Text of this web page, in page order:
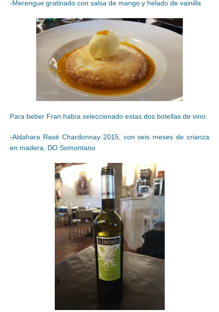
-Merengue gratinado con salsa de mango y helado de vainilla
Para beber Fran había seleccionado estas dos botellas de vino:
-Aldahara Rasé Chardonnay 2015, con seis meses de crianza
en madera, DO Somontano